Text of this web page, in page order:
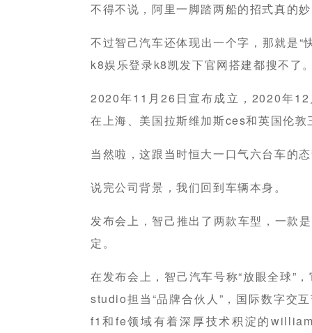
不得不说，阿里一脚踏两船的招式真的
不过智己汽车还体现出一个字，那就是“
k8娱乐登录k8凯发下官网搭建都搜不了
2020年11月26日宣布成立，2020年
在上海、美国拉斯维加斯ces和英国伦
当然啦，这跟当时恒大一口气六台车的
说完公司背景，我们回到车辆本身。
发布会上，智己推出了两款车型，一款
定。
在发布会上，智己汽车号称“放眼全球”
studio担当“品牌合伙人”，国际数字交
f1和fe领域有着深厚技术积淀的